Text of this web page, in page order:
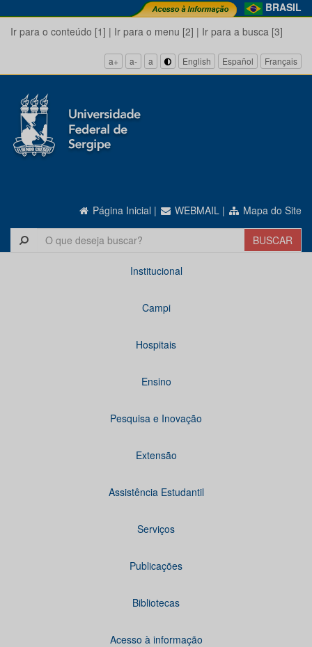
BRASIL
Ir para o conteúdo [1] | Ir para o menu [2] | Ir para a busca [3]
a+ a- a English Español Français
Página Inicial | WEBMAIL | Mapa do Site
Institucional
Campi
Hospitais
Ensino
Pesquisa e Inovação
Extensão
Assistência Estudantil
Serviços
Publicações
Bibliotecas
Acesso à informação